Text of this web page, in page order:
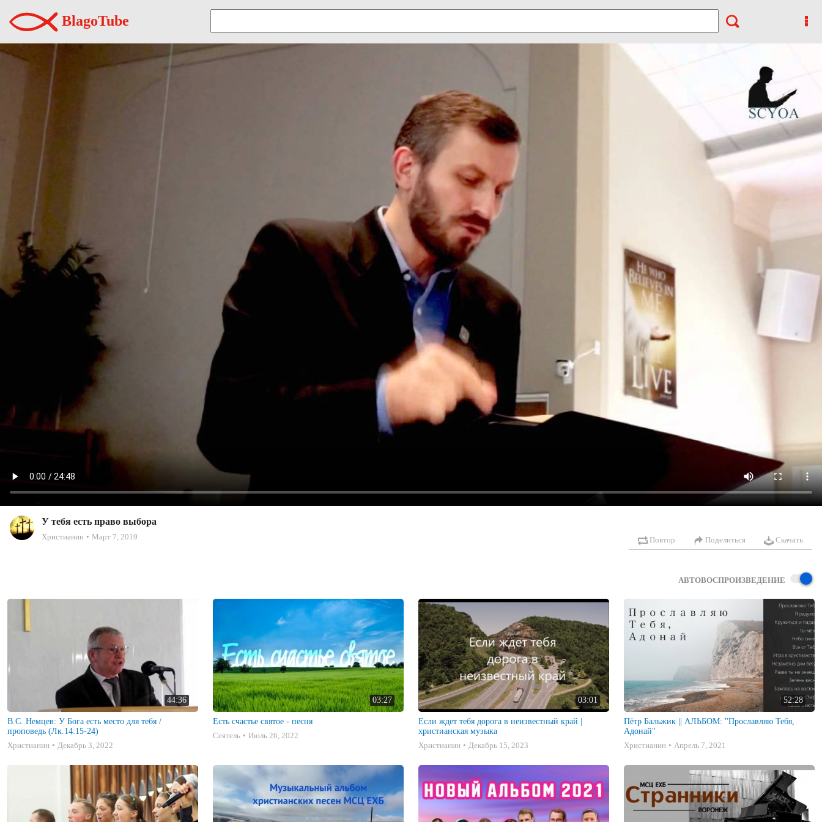
BlagoTube
У тебя есть право выбора
Христианин Март 7, 2019 Повтор Поделиться Скачать
АВТОВОСПРОИЗВЕДЕНИЕ
44:36
В.С. Немцев: У Бога есть место для тебя /
проповедь (Лк.14:15-24)
Христианин
Декабрь 3, 2022
03:27
Есть счастье святое - песня
Сеятель
Июль 26, 2022
03:01
Если ждет тебя дорога в неизвестный край |
христианская музыка
Христианин
Декабрь 15, 2023
52:28
Пётр Бальжик || АЛЬБОМ: "Прославляю Тебя,
Адонай"
Христианин
Апрель 7, 2021